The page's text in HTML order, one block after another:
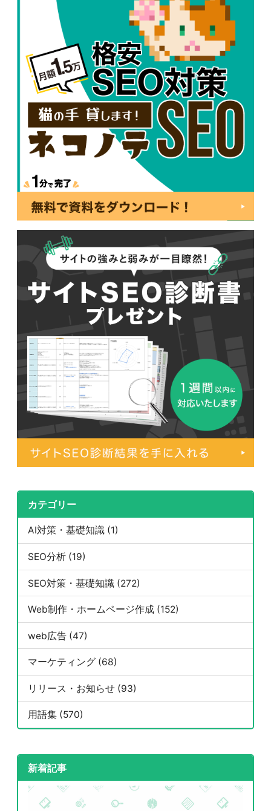
カテゴリー
AI対策・基礎知識 (1)
SEO分析 (19)
SEO対策・基礎知識 (272)
Web制作・ホームページ作成 (152)
web広告 (47)
マーケティング (68)
リリース・お知らせ (93)
用語集 (570)
新着記事